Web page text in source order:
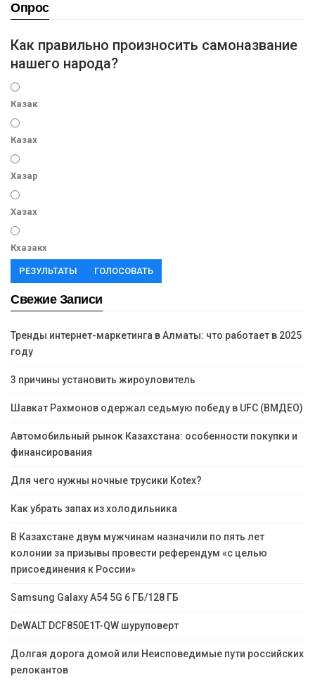
Опрос
Как правильно произносить самоназвание
нашего народа?
Казак
Казах
Хазар
Хазах
Кхазакх
РЕЗУЛЬТАТЫ ГОЛОСОВАТЬ
Свежие Записи
Тренды интернет-маркетинга в Алматы: что работает в 2025
году
3 причины установить жироуловитель
Шавкат Рахмонов одержал седьмую победу в UFC (ВМДЕО)
Автомобильный рынок Казахстана: особенности покупки и
финансирования
Для чего нужны ночные трусики Kotex?
Как убрать запах из холодильника
В Казахстане двум мужчинам назначили по пять лет
колонии за призывы провести референдум «с целью
присоединения к России»
Samsung Galaxy A54 5G 6 ГБ/128 ГБ
DeWALT DCF850E1T-QW шуруповерт
Долгая дорога домой или Неисповедимые пути российских
релокантов